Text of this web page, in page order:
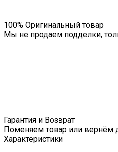
100% Оригинальный товар
Мы не продаем подделки,
Гарантия и Возврат
Поменяем товар или вернём
Характеристики